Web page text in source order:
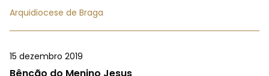
Arquidiocese de Braga
15 dezembro 2019